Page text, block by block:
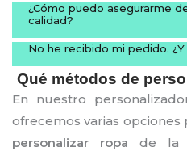
¿Cómo puedo asegurarme
calidad?
No he recibido mi pedido. ¿Y
Qué métodos de
En nuestro
ofrecemos varias
personalizar ropa de la